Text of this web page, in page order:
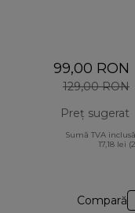
99,00 RON
129,00 RON
Preț sugerat
Sumă TVA
17,18 lei
Compară